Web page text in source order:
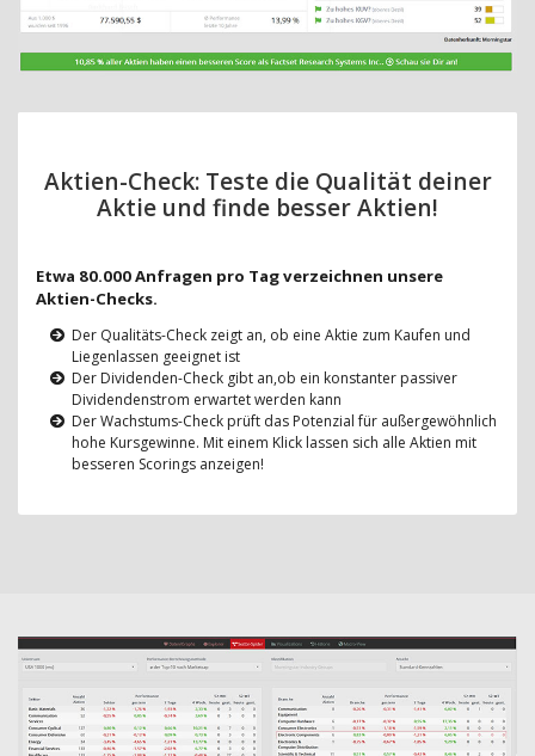
Aktien-Check: Teste die Qualität deiner
Aktie und finde besser Aktien!
Etwa 80.000 Anfragen pro Tag verzeichnen unsere
Aktien-Checks.
Der Qualitäts-Check zeigt an, ob eine Aktie zum Kaufen und
Liegenlassen geeignet ist
Der Dividenden-Check gibt an,ob ein konstanter passiver
Dividendenstrom erwartet werden kann
Der Wachstums-Check prüft das Potenzial für außergewöhnlich
hohe Kursgewinne. Mit einem Klick lassen sich alle Aktien mit
besseren Scorings anzeigen!